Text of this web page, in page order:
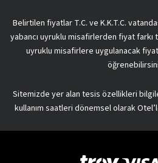
Belirtilen fiyatlar T.C. ve K.K.T.C.
yabancı uyruklu misafirlerden fiyat farkı
uyruklu misafirlere uygulanacak
Sitemizde yer alan tesis özellikleri
kullanım saatleri dönemsel olarak